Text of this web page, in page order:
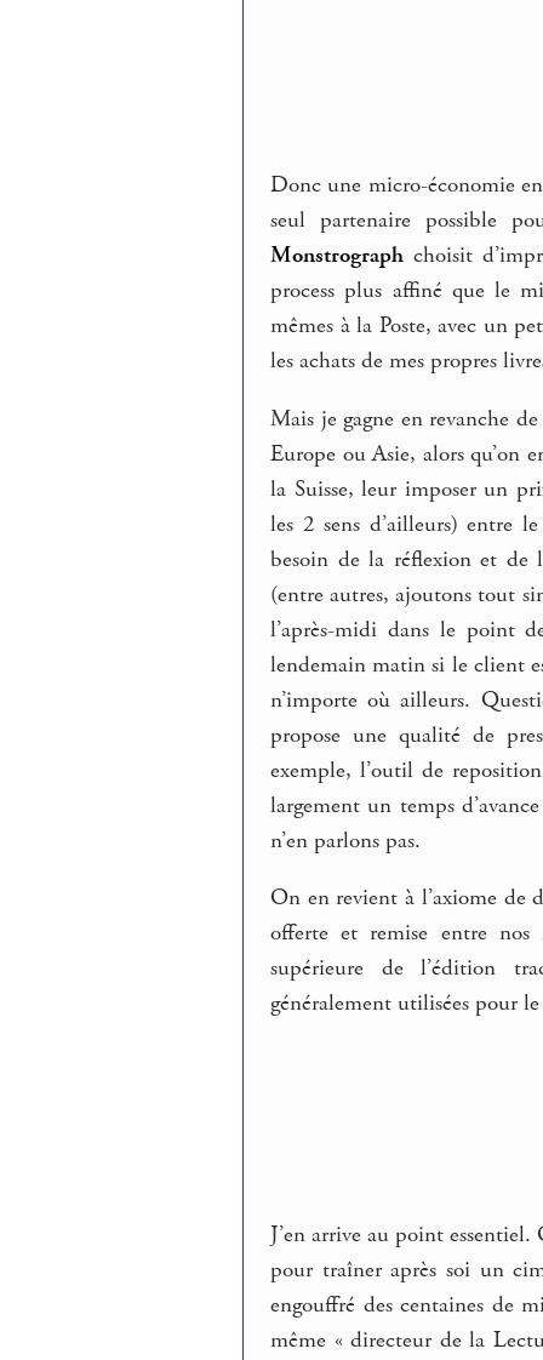
Donc une micro-économie
seul partenaire possible
Monstrograph choisit
process plus affiné que le
mêmes à la Poste, avec un
les achats de mes propres
Mais je gagne en revanche
Europe ou Asie, alors qu’on
la Suisse, leur imposer un
les 2 sens d’ailleurs) entre
besoin de la réflexion et de
(entre autres, ajoutons tout
l’après-midi dans le point
lendemain matin si le client
n’importe où ailleurs.
propose une qualité de
exemple, l’outil de
largement un temps
n’en parlons pas.
On en revient à l’axiome de
offerte et remise entre nos
supérieure de l’édition
généralement utilisées pour
J’en arrive au point
pour traîner après soi un
engouffré des centaines de
même « directeur de la